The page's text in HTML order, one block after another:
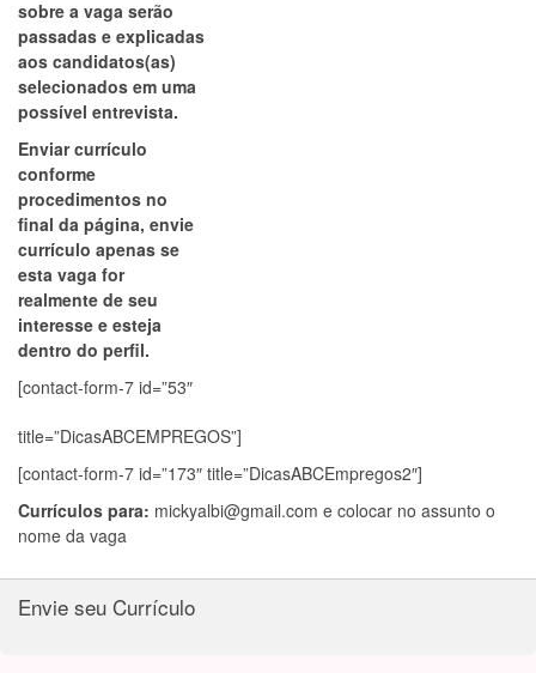
sobre a vaga serão
passadas e explicadas
aos candidatos(as)
selecionados em uma
possível entrevista.
Enviar currículo
conforme
procedimentos no
final da página, envie
currículo apenas se
esta vaga for
realmente de seu
interesse e esteja
dentro do perfil.
[contact-form-7 id=”53″
title=”DicasABCEMPREGOS”]
[contact-form-7 id=”173″ title=”DicasABCEmpregos2″]
Currículos para: mickyalbi@gmail.com e colocar no assunto o
nome da vaga
Envie seu Currículo